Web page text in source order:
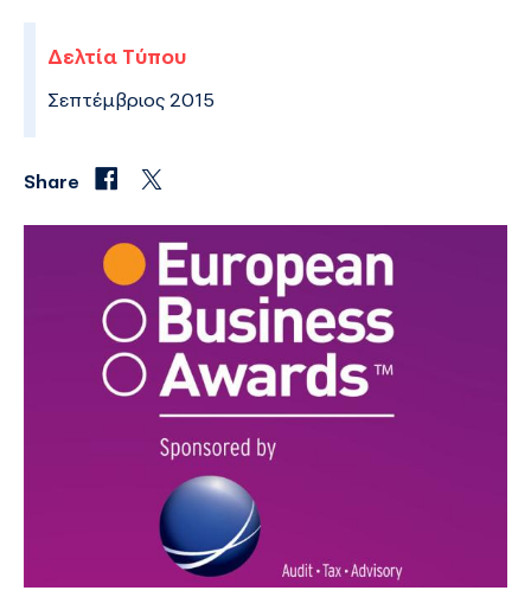
Δελτία Τύπου
Σεπτέμβριος 2015
Share